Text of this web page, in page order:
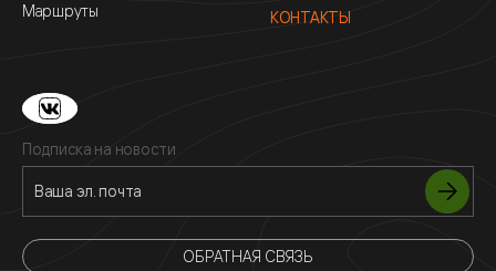
Маршруты
КОНТАКТЫ
Подписка на новости
ОБРАТНАЯ СВЯЗЬ